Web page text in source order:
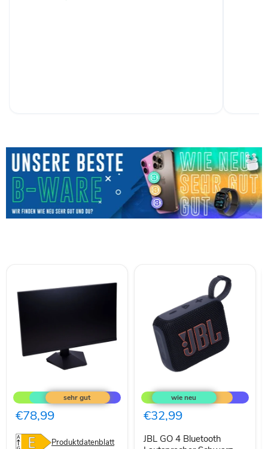
Gaming
Monitor
27
Zoll,
165Hz,
FHD(1920×108
€78,99
Produktdatenblatt
GO
4
Bluetooth
Lautsprecher
€32,99
JBL GO 4 Bluetooth